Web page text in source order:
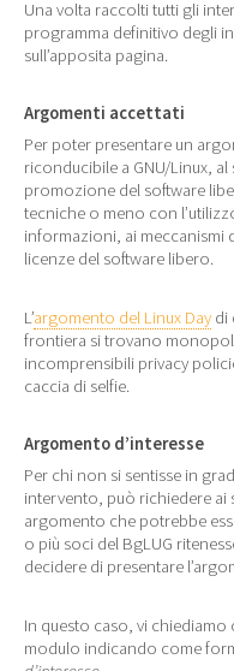
Una volta raccolti tutti gli
programma definitivo degli
sull’apposita pagina.
Argomenti accettati
Per poter presentare un
riconducibile a GNU/Linux,
promozione del software
tecniche o meno con
informazioni, ai meccanismi
licenze del software libero.
L’argomento del Linux Day di
frontiera si trovano
incomprensibili privacy
caccia di selfie.
Argomento d’interesse
Per chi non si sentisse in
intervento, può richiedere ai
argomento che potrebbe
o più soci del BgLUG
decidere di presentare
In questo caso, vi
modulo indicando come